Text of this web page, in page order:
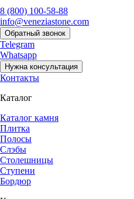
8 (800) 100-58-88
info@veneziastone.com
Обратный звонок
Telegram
Whatsapp
Нужна консультация
Контакты
Каталог
Каталог камня
Плитка
Полосы
Слэбы
Столешницы
Ступени
Бордюр